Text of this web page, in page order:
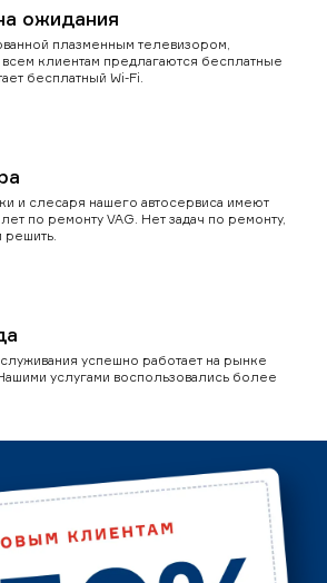
ожидания
плазменным телевизором,
клиентам предлагаются бесплатные
бесплатный Wi-Fi.
и слесаря нашего автосервиса имеют
по ремонту VAG. Нет задач по ремонту,
успешно работает на рынке
услугами воспользовались более